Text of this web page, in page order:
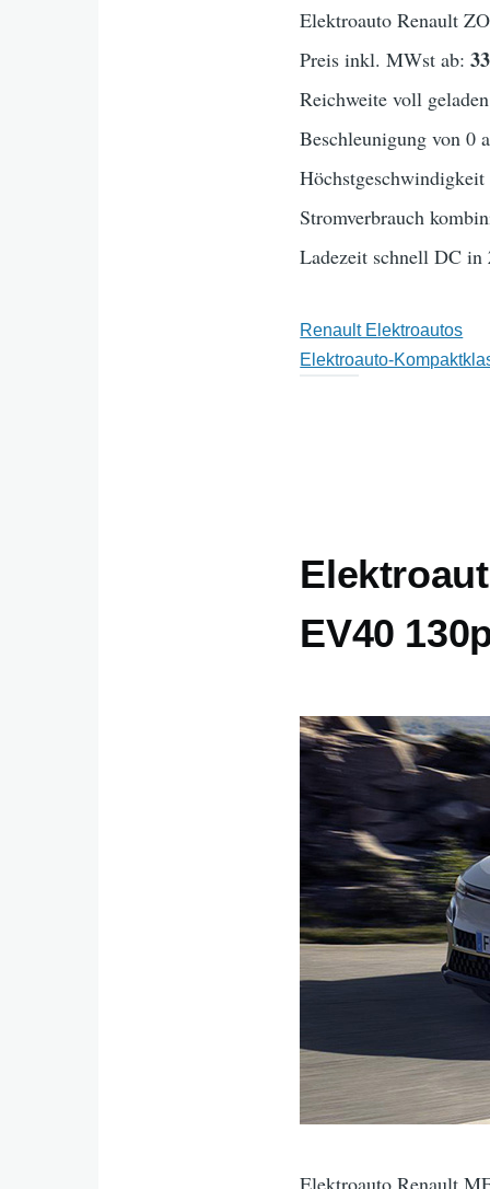
Elektroauto Renault
Preis inkl. MWst ab:
Reichweite voll
Beschleunigung von 0
Höchstgeschwindigkeit
Stromverbrauch
Ladezeit schnell DC in
Renault Elektroautos
Elektroauto-
EV40
Elektroauto Renault